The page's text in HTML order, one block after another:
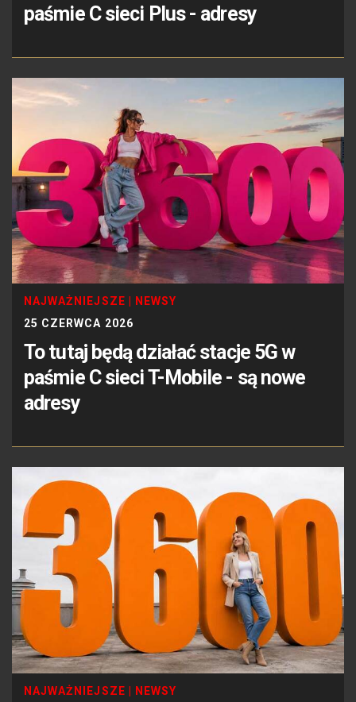
paśmie C sieci Plus - adresy
NAJWAŻNIEJSZE
NEWSY
25 CZERWCA 2026
To tutaj będą działać stacje 5G w
paśmie C sieci T-Mobile - są nowe
adresy
NAJWAŻNIEJSZE | NEWSY